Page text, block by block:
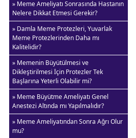
» Meme Ameliyatı Sonrasında Hastanın
Nelere Dikkat Etmesi Gerekir?
» Damla Meme Protezleri, Yuvarlak
Meme Protezlerinden Daha mı
Kalitelidir?
» Memenin Büyütülmesi ve
Dikleştirilmesi İçin Protezler Tek
Başlarına Yeterli Olabilir mi?
» Meme Büyütme Ameliyatı Genel
Anestezi Altında mı Yapılmalıdır?
» Meme Ameliyatından Sonra Ağrı Olur
mu?